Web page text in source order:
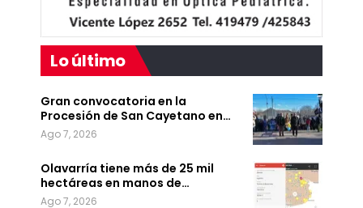
Lo último
Gran convocatoria en la
Procesión de San Cayetano en…
Ago 7, 2026
Olavarría tiene más de 25 mil
hectáreas en manos de…
Ago 7, 2026